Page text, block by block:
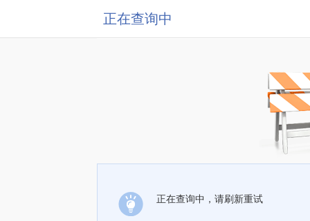
正在查询中
正在查询中，请刷新重试